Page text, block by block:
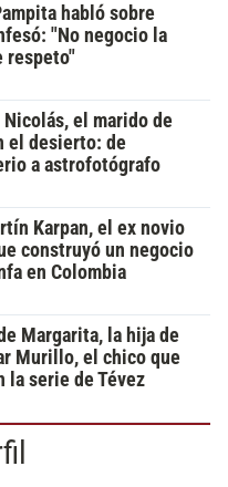
habló sobre
"No negocio la
respeto"
el marido de
el desierto: de
a astrofotógrafo
Karpan, el ex novio
construyó un negocio
en Colombia
Margarita, la hija de
Murillo, el chico que
la serie de Tévez